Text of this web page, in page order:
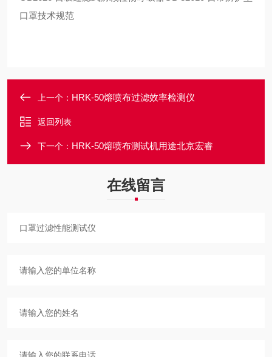
口罩技术规范
上一个： HRK-50熔喷布过滤效率检测仪
返回列表
下一个： HRK-50熔喷布测试机用途北京宏睿
在线留言